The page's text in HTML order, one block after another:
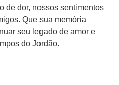
de dor, nossos sentimentos
Que sua memória
seu legado de amor e
do Jordão.